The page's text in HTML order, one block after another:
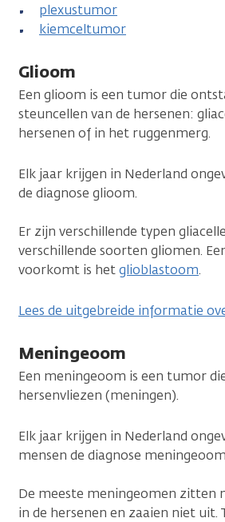
plexustumor
kiemceltumor
Glioom
Een glioom is een tumor die
steuncellen van de hersenen:
hersenen of in het ruggenmerg.
Elk jaar krijgen in Nederland
de diagnose glioom.
Er zijn verschillende typen
verschillende soorten gliomen.
voorkomt is hetglioblastoom.
Lees de uitgebreide informatie
Meningeoom
Een meningeoom is een tumor
hersenvliezen (meningen).
Elk jaar krijgen in Nederland
mensen de diagnose
De meeste meningeomen zitten
in de hersenen en zaaien niet uit.